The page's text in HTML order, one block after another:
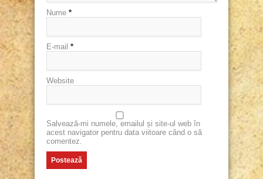
Nume *
E-mail *
Website
Salvează-mi numele, emailul și site-ul web în
acest navigator pentru data viitoare când o să
comentez.